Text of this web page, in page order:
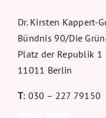
Dr. Kirsten Kappert-
Bündnis 90/Die
Platz der Republik 1
11011 Berlin
T: 030 – 227 79150